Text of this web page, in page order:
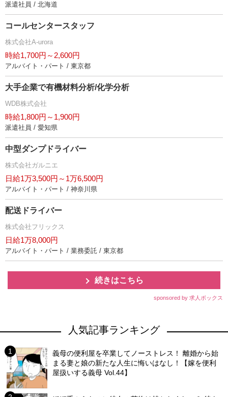
派遣社員 / 北海道
コールセンタースタッフ
株式会社A-urora
時給1,700円～2,600円
アルバイト・パート / 東京都
大手企業で有機材料分析/化学分析
WDB株式会社
時給1,800円～1,900円
派遣社員 / 愛知県
中型ダンプドライバー
株式会社ガルニエ
日給1万3,500円～1万6,500円
アルバイト・パート / 神奈川県
配送ドライバー
株式会社フリックス
日給1万8,000円
アルバイト・パート / 業務委託 / 東京都
続きはこちら
sponsored by 求人ボックス
人気記事ランキング
義母の便利屋を卒業してノーストレス！ 離婚から始
まる妻と娘の新たな人生に悔いはなし！【嫁を便利
屋扱いする義母 Vol.44】